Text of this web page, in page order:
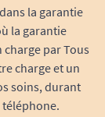
sala garantie
la garantie
par Tous
charge et un
soins, durant